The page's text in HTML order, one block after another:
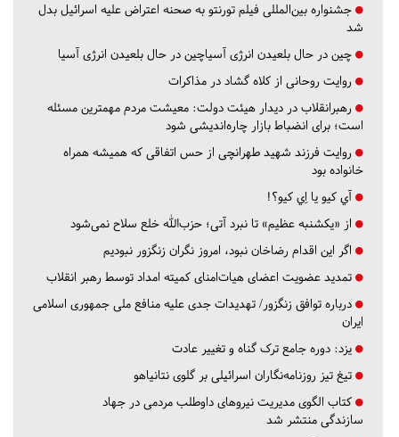
جشنواره بین‌المللی فیلم تورنتو به صحنه اعتراض علیه اسرائیل بدل
شد
چین در حال بلعیدن انرژی آسیاچین در حال بلعیدن انرژی آسیا
روایت روحانی از کلاه گشاد در مذاکرات
رهبرانقلاب در دیدار هیئت دولت: معیشت مردم مهمترین مسئله
است؛ برای انضباط بازار چاره‌اندیشی شود
روایت فرزند شهید طهرانچی از حس اتفاقی که همیشه همراه
خانواده بود
آي كيو يا اِي كيو؟!
از «یکشنبه عظیم» تا نبرد آتی؛ حزب‌الله خلع سلاح نمی‌شود
اگر این اقدام رضاخان نبود، امروز نگران زنگزور نبودیم
تمدید عضویت اعضای هیات‌امنای کمیته امداد توسط رهبر انقلاب
درباره توافق زنگزور/ تهدیدات جدی علیه منافع ملی جمهوری اسلامی
ایران
یزد: دوره جامع ترک گناه و تغییر عادت
تیغ تیز روزنامه‌نگاران اسرائیلی بر گلوی نتانیاهو
کتاب الگوی مدیریت نیروهای داوطلب مردمی در جهاد
سازندگی منتشر شد